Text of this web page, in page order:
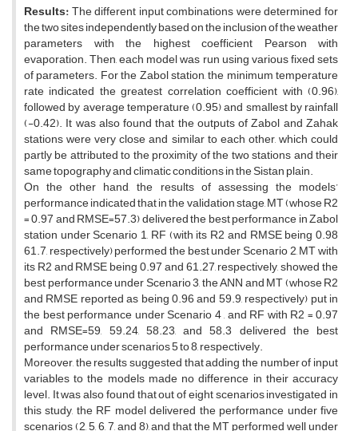
Results:The different input combinations were determined for
the two sites independently based on the inclusion of the weather
parameters with the highest coefficient Pearson with
evaporation. Then, each model was run using various fixed sets
of parameters. For the Zabol station, the minimum temperature
rate indicated the greatest correlation coefficient with (0.96),
followed by average temperature (0.95) and smallest by rainfall
(-0.42). It was also found that the outputs of Zabol and Zahak
stations were very close and similar to each other, which could
partly be attributed to the proximity of the two stations and their
same topography and climatic conditions in the Sistan plain.
On the other hand, the results of assessing the models’
performance indicated that in the validation stage, MT (whose R2
= 0.97 and RMSE=57.3) delivered the best performance in Zabol
station under Scenario 1, RF (with its R2 and RMSE being 0.98
61.7, respectively) performed the best under Scenario 2, MT with
its R2 and RMSE being 0.97 and 61.27, respectively, showed the
best performance under Scenario 3, the ANN and MT (whose R2
and RMSE reported as being 0.96 and 59.9, respectively) put in
the best performance under Scenario 4 , and RF with R2 = 0.97
and RMSE=59, 59.24, 58.23, and 58.3 delivered the best
performance under scenarios 5 to 8, respectively.
Moreover, the results suggested that adding the number of input
variables to the models made no difference in their accuracy
level. It was also found that out of eight scenarios investigated in
this study, the RF model delivered the performance under five